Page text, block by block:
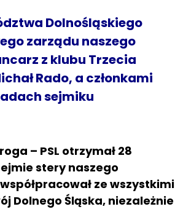
Dolnośląskiego
zarządu naszego
z klubu Trzecia
Rado, a członkami
sejmiku
– PSL otrzymał 28
stery naszego
ze wszystkimi
Dolnego Śląska, niezależnie